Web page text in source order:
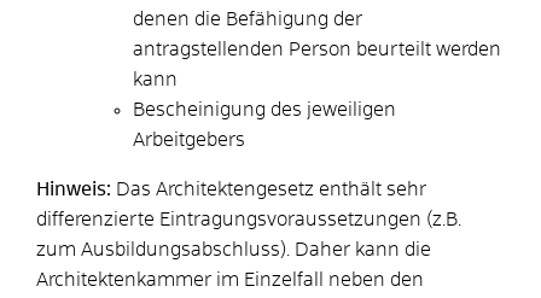
denen die Befähigung der
antragstellenden Person beurteilt werden
kann
Bescheinigung des jeweiligen
Arbeitgebers
Hinweis: Das Architektengesetz enthält sehr
differenzierte Eintragungsvoraussetzungen (z.B.
zum Ausbildungsabschluss). Daher kann die
Architektenkammer im Einzelfall neben den